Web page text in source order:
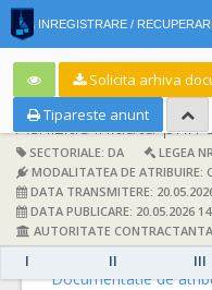
INREGISTRARE /
Solicita arhiva
Tipareste anunt
Achizitie initiata
SECTORIALE: DA
LEGEA
MODALITATEA DE ATRIBUIRE:
DATA TRANSMITERE:
DATA PUBLICARE: 20.05.2026
AUTORITATE
I II III
DETALII
Documentatie de